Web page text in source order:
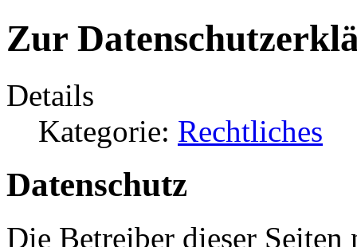
Zur
Details
Kategorie: Rechtliches
Datenschutz
Die Betreiber dieser Seiten